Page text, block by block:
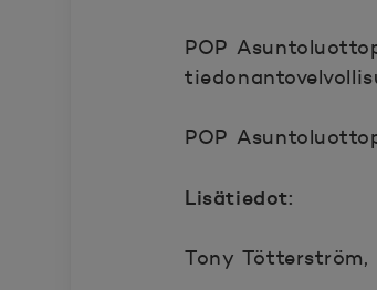
POP
POP
Lisätiedot:
Tony